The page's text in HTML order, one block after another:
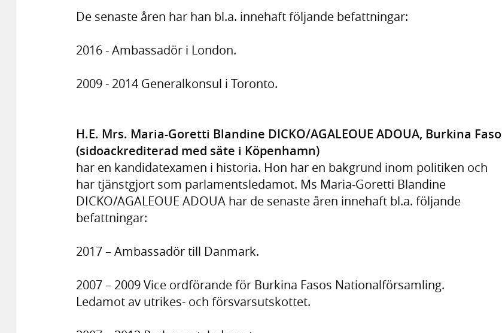
De senaste åren har han bl.a. innehaft följande befattningar:
2016 - Ambassadör i London.
2009 - 2014 Generalkonsul i Toronto.
H.E. Mrs. Maria-Goretti Blandine DICKO/AGALEOUE ADOUA, Burkina Faso
(sidoackrediterad med säte i Köpenhamn)
har en kandidatexamen i historia. Hon har en bakgrund inom politiken och
har tjänstgjort som parlamentsledamot. Ms Maria-Goretti Blandine
DICKO/AGALEOUE ADOUA har de senaste åren innehaft bl.a. följande
befattningar:
2017 – Ambassadör till Danmark.
2007 – 2009 Vice ordförande för Burkina Fasos Nationalförsamling.
Ledamot av utrikes- och försvarsutskottet.